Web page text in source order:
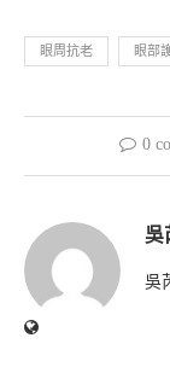
眼周抗老 眼部
0
吳
吳